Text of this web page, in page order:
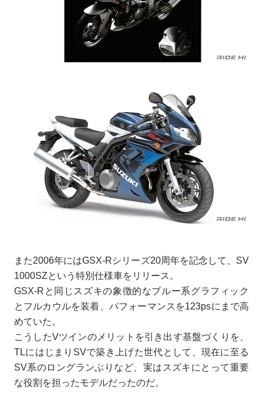
また2006年にはGSX-Rシリーズ20周年を記念して、SV
1000SZという特別仕様車をリリース。
GSX-Rと同じスズキの象徴的なブルー系グラフィック
とフルカウルを装着、パフォーマンスを123psにまで高
めていた。
こうしたVツインのメリットを引き出す基盤づくりを、
TLにはじまりSVで築き上げた世代として、現在に至る
SV系のロングランぶりなど、実はスズキにとって重要
な役割を担ったモデルだったのだ。